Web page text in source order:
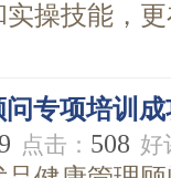
操技能，
专项培训
点击： 508 好